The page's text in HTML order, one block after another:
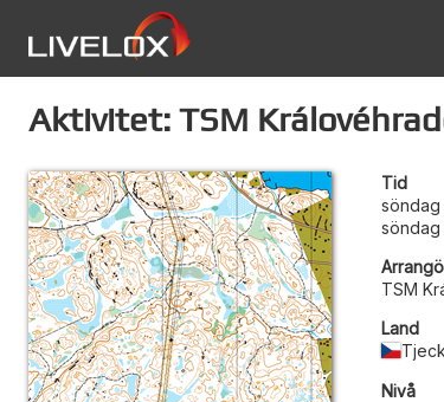
Aktivitet: TSM
Tid
söndag
söndag
TSM
Land
Nivå